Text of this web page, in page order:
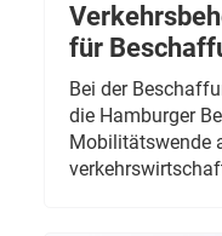
für
Bei der
die Hamburger
Mobilitätswende